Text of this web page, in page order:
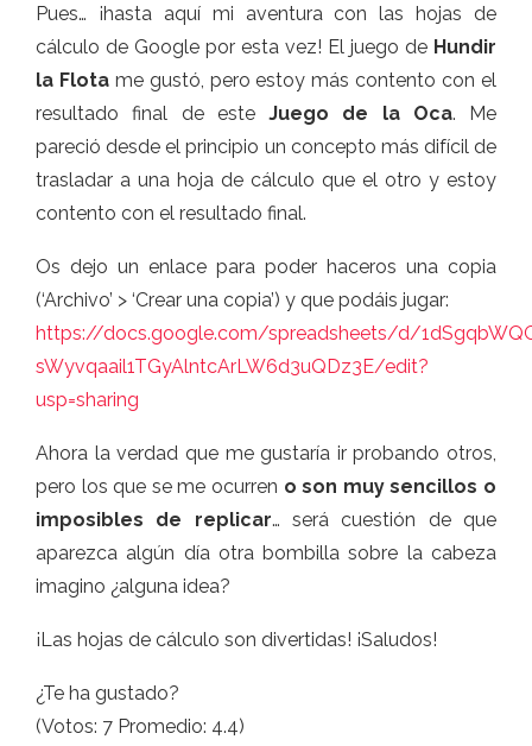
Pues… ¡hasta aquí mi aventura con las hojas de
cálculo de Google por esta vez! El juego de Hundir
la Flotame gustó, pero estoy más contento con el
resultado final de este Juego de la Oca. Me
pareció desde el principio un concepto más difícil de
trasladar a una hoja de cálculo que el otro y estoy
contento con el resultado final.
Os dejo un enlace para poder haceros una copia
(‘Archivo’ > ‘Crear una copia’) y que podáis jugar:
https://docs.google.com/spreadsheets/d/
sWyvqaail1TGyAlntcArLW6d3uQDz3E/edit?
usp=sharing
Ahora la verdad que me gustaría ir probando otros,
pero los que se me ocurren o son muy sencillos o
imposibles de replicar… será cuestión de que
aparezca algún día otra bombilla sobre la cabeza
imagino ¿alguna idea?
¡Las hojas de cálculo son divertidas! ¡Saludos!
¿Te ha gustado?
(Votos: 7 Promedio: 4.4)